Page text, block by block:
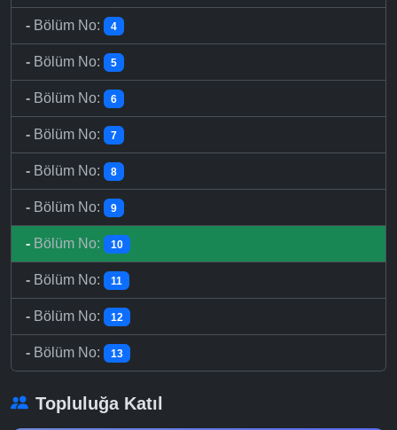
- Bölüm No: 4
- Bölüm No: 5
- Bölüm No: 6
- Bölüm No: 7
- Bölüm No: 8
- Bölüm No: 9
- Bölüm No: 10
- Bölüm No: 11
- Bölüm No: 12
- Bölüm No: 13
Topluluğa Katıl